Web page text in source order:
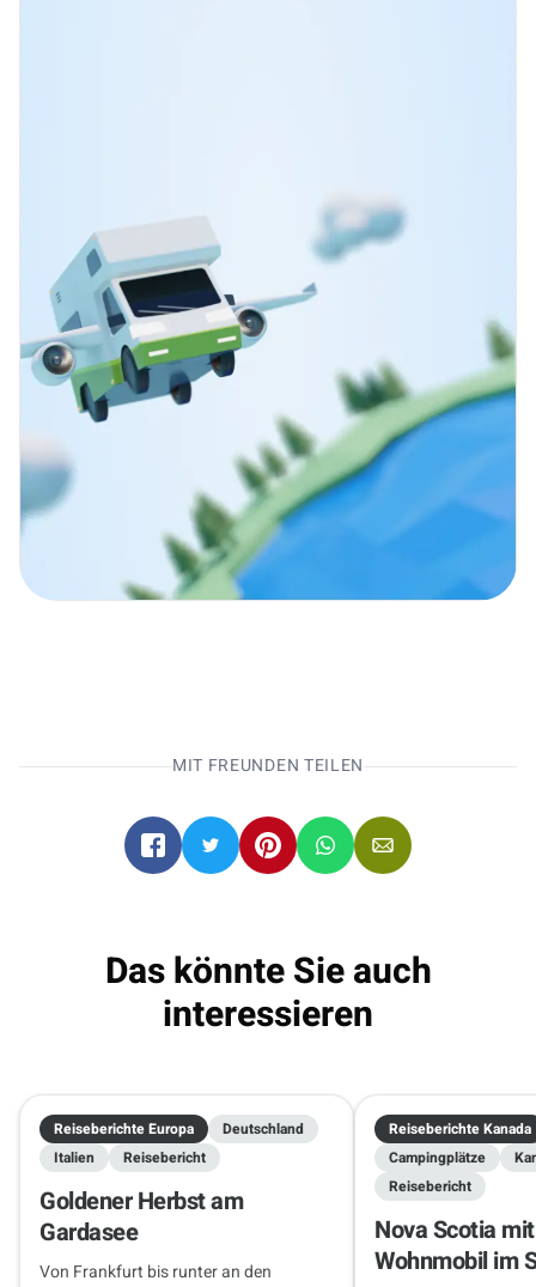
Wohnmobile direkt online buchen
Rom .
Rom
MIT FREUNDEN TEILEN
Das könnte Sie auch
interessieren
Reiseberichte Europa
Deutschland
Italien
Reisebericht
Goldener Herbst am
Gardasee
Von Frankfurt bis runter an den
Reiseberichte Kanada
Campingplätze
Reisebericht
Nova Scotia
Wohnmobil im